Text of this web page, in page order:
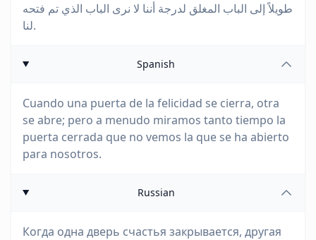
طويلاً إلى الباب المغلق لدرجة أننا لا نرى الباب الذي تم فتحه
لنا.
Spanish
Cuando una puerta de la felicidad se cierra, otra
se abre; pero a menudo miramos tanto tiempo la
puerta cerrada que no vemos la que se ha abierto
para nosotros.
Russian
Когда одна дверь счастья закрывается, другая